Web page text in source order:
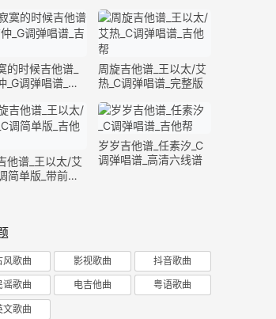
的时候吉他谱_
_G调弹唱谱_高
周旋吉他谱_王以太/艾
热_C调弹唱谱_完整版
他谱_王以太/艾
简单版_带前奏
岁岁吉他谱_任素汐_C
调弹唱谱_高清六线谱
风歌曲 影视歌曲 抖音歌曲
谣歌曲 电吉他曲 粤语歌曲
文歌曲